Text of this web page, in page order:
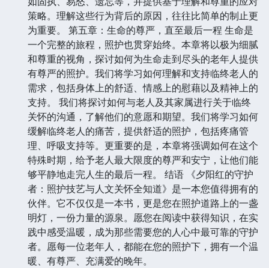
策略。理解这些行为背后的原因，往往比简单的制止更
为重要。 第五章：生命的尊严，直至最后一程 生命是
一个完整的旅程，照护也贯穿始终。本章将以极为细腻
和尊重的视角，探讨如何为生命走到尽头的老年人提供
有尊严的照护。我们将学习如何理解和支持临终老人的
需求，包括身体上的舒适、情感上的慰藉以及精神上的
支持。 我们将探讨如何与老人及其家属进行关于临终
关怀的沟通，了解他们的意愿和期望。我们将学习如何
缓解临终老人的痛苦，提供舒适的照护，包括疼痛管
理、呼吸支持等。更重要的是，本章将强调如何在这个
特殊时期，给予老人最大限度的尊严和安宁，让他们能
够平静地走完人生的最后一程。 结语 《夕阳红的守护
者：照护技艺与人文关怀全知道》是一本您值得拥有的
伙伴。它不仅仅是一本书，更是您在照护道路上的一盏
明灯，一份力量的源泉。愿您在阅读中获得知识，在实
践中感受温暖，成为那些需要您的人心中最可靠的守护
者。愿每一位老年人，都能在您的照护下，拥有一个温
暖、有尊严、充满爱的晚年。